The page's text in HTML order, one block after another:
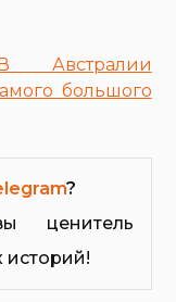
В Австралии
большого
?
ценитель
историй!